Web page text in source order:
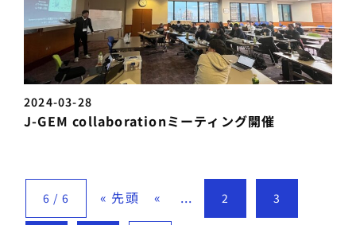
2024-03-28
J-GEM collaborationミーティング開催
6 / 6 « 先頭 « ... 2 3